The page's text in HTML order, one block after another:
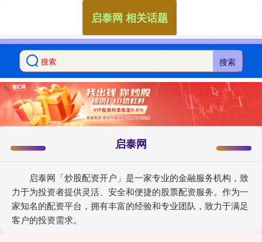
搜索
启泰网
启泰网「炒股配资开户」是一家专业的金融服务机构，致
力于为投资者提供灵活、安全和便捷的股票配资服务。作为一
家知名的配资平台，拥有丰富的经验和专业团队，致力于满足
客户的投资需求。
启泰网 相关话题